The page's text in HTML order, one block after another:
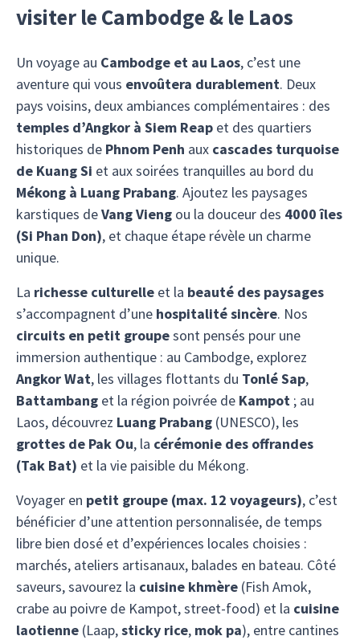
visiter le Cambodge & le Laos
Un voyage au Cambodge et au Laos, c’est une
aventure qui vous envoûtera durablement. Deux
pays voisins, deux ambiances complémentaires : des
temples d’Angkor à Siem Reap et des quartiers
historiques de Phnom Penh aux cascades turquoise
de Kuang Si et aux soirées tranquilles au bord du
Mékong à Luang Prabang. Ajoutez les paysages
karstiques deVang Vieng ou la douceur des 4000 îles
(Si Phan Don), et chaque étape révèle un charme
unique.
La richesse culturelle et la beauté des paysages
s’accompagnent d’une hospitalité sincère. Nos
circuits en petit groupesont pensés pour une
immersion authentique : au Cambodge, explorez
Angkor Wat, les villages flottants du Tonlé Sap,
Battambang et la région poivrée de Kampot ; au
Laos, découvrez Luang Prabang (UNESCO), les
grottes de Pak Ou, la cérémonie des offrandes
(Tak Bat) et la vie paisible du Mékong.
Voyager en petit groupe (max. 12 voyageurs), c’est
bénéficier d’une attention personnalisée, de temps
libre bien dosé et d’expériences locales choisies :
marchés, ateliers artisanaux, balades en bateau. Côté
saveurs, savourez la cuisine khmère (Fish Amok,
crabe au poivre de Kampot, street-food) et la cuisine
laotienne (Laap,sticky rice, mok pa), entre cantines